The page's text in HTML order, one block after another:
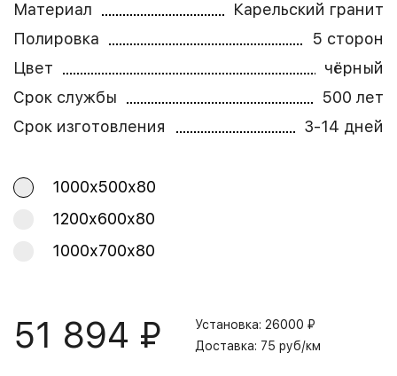
Материал
Карельский гранит
Полировка
5 сторон
Цвет
чёрный
Срок службы
500 лет
Срок изготовления
3-14 дней
1000х500х80
1200х600х80
1000х700х80
51 894 ₽
Установка: 26000 ₽
Доставка: 75 руб/км